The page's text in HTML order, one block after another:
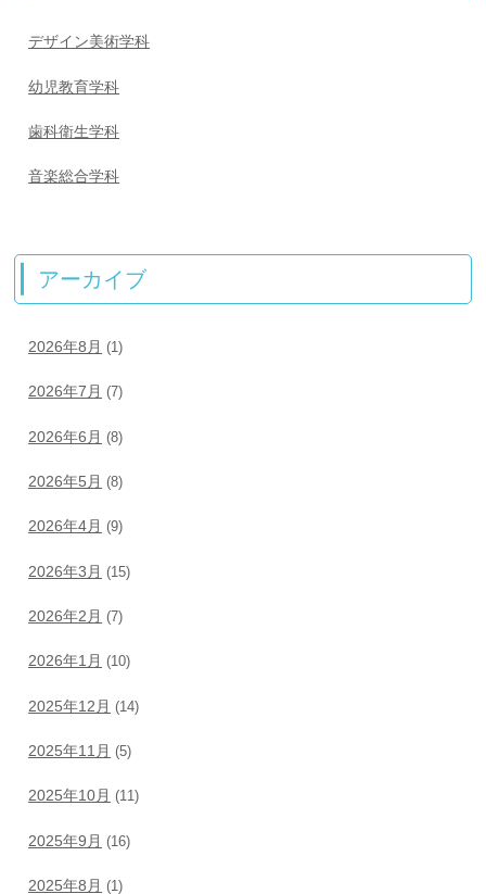
デザイン美術学科
幼児教育学科
歯科衛生学科
音楽総合学科
アーカイブ
2026年8月 (1)
2026年7月 (7)
2026年6月 (8)
2026年5月 (8)
2026年4月 (9)
2026年3月 (15)
2026年2月 (7)
2026年1月 (10)
2025年12月 (14)
2025年11月 (5)
2025年10月 (11)
2025年9月 (16)
2025年8月 (1)